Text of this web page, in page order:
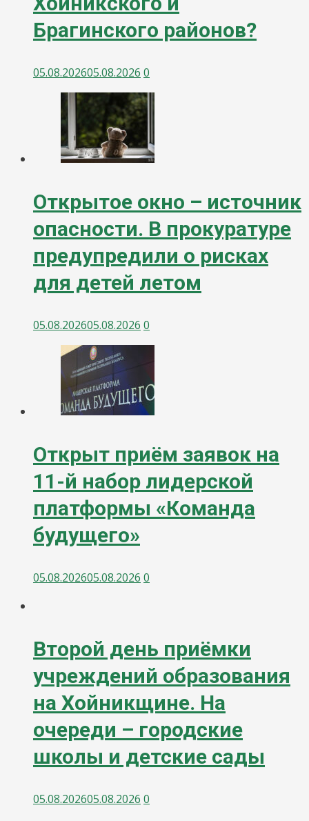
Брагинского районов?
05.08.202605.08.2026 0
Открытое окно – источник
опасности. В прокуратуре
предупредили о рисках
для детей летом
05.08.202605.08.2026 0
Открыт приём заявок на
11-й набор лидерской
платформы «Команда
будущего»
05.08.202605.08.2026 0
Второй день приёмки
учреждений образования
на Хойникщине. На
очереди – городские
школы и детские сады
05.08.202605.08.2026 0